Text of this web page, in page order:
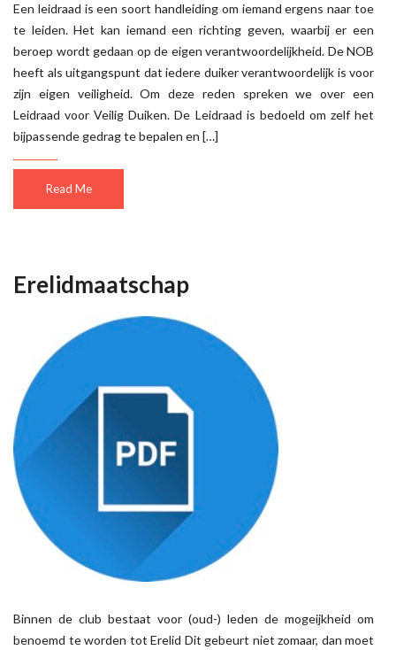
Een leidraad is een soort handleiding om iemand ergens naar toe
te leiden. Het kan iemand een richting geven, waarbij er een
beroep wordt gedaan op de eigen verantwoordelijkheid. De NOB
heeft als uitgangspunt dat iedere duiker verantwoordelijk is voor
zijn eigen veiligheid. Om deze reden spreken we over een
Leidraad voor Veilig Duiken. De Leidraad is bedoeld om zelf het
bijpassende gedrag te bepalen en […]
Read Me
Erelidmaatschap
Binnen de club bestaat voor (oud-) leden de mogeijkheid om
benoemd te worden tot Erelid Dit gebeurt niet zomaar, dan moet